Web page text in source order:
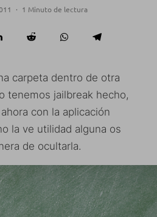
· 1 Minuto de lectura
carpeta dentro de otra
tenemos jailbreak hecho,
con la aplicación
la ve utilidad alguna os
de ocultarla.